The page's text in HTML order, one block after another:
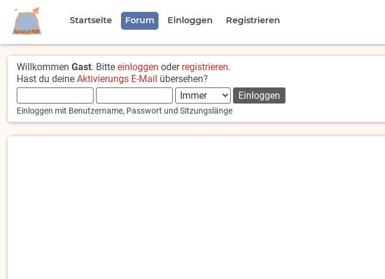
Startseite Forum Einloggen Registrieren
WillkommenGast. Bitteeinloggen oder registrieren.
Hast du deineAktivierungs E-Mail übersehen?
Einloggen mit Benutzername, Passwort und Sitzungslänge